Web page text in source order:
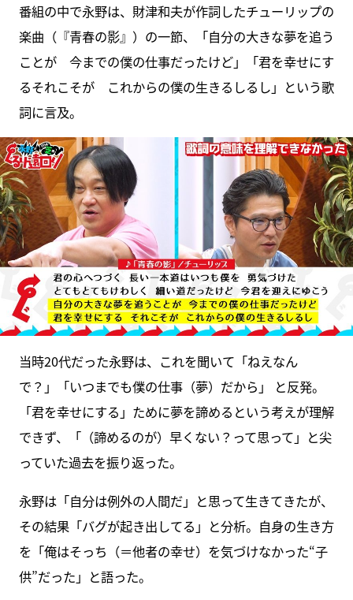
番組の中で永野は、財津和夫が作詞したチューリップの
楽曲（『青春の影』）の一節、「自分の大きな夢を追う
ことが 今までの僕の仕事だったけど」「君を幸せにす
るそれこそが これからの僕の生きるしるし」という歌
詞に言及。
当時20代だった永野は、これを聞いて「ねえなん
で？」「いつまでも僕の仕事（夢）だから」 と反発。
「君を幸せにする」ために夢を諦めるという考えが理解
できず、「（諦めるのが）早くない？って思って」と尖
っていた過去を振り返った。
永野は「自分は例外の人間だ」と思って生きてきたが、
その結果「バグが起き出してる」と分析。自身の生き方
を「俺はそっち（＝他者の幸せ）を気づけなかった“子
供”だった」と語った。